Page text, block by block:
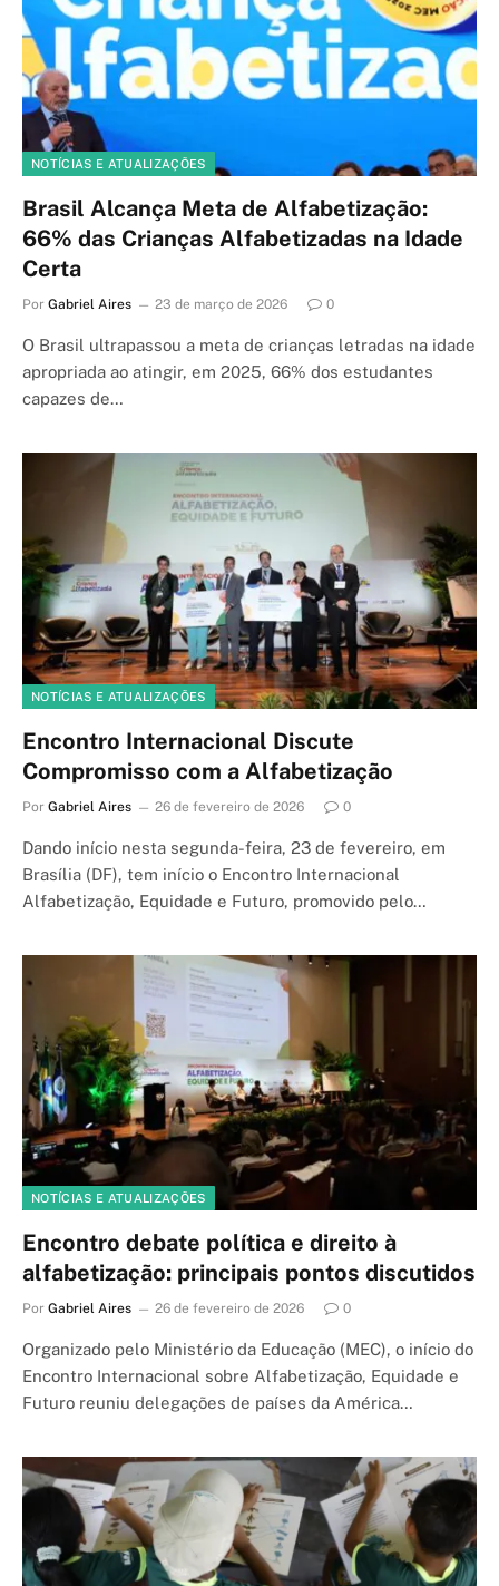
NOTÍCIAS E ATUALIZAÇÕES
Brasil Alcança Meta de Alfabetização:
66% das Crianças Alfabetizadas na Idade
Certa
Por Gabriel Aires 23 de março de 2026 0
O Brasil ultrapassou a meta de crianças letradas na idade
apropriada ao atingir, em 2025, 66% dos estudantes
capazes de…
NOTÍCIAS E ATUALIZAÇÕES
Encontro Internacional Discute
Compromisso com a Alfabetização
Por Gabriel Aires 26 de fevereiro de 2026 0
Dando início nesta segunda-feira, 23 de fevereiro, em
Brasília (DF), tem início o Encontro Internacional
Alfabetização, Equidade e Futuro, promovido pelo…
NOTÍCIAS E ATUALIZAÇÕES
Encontro debate política e direito à
alfabetização: principais pontos discutidos
Por Gabriel Aires 26 de fevereiro de 2026 0
Organizado pelo Ministério da Educação (MEC), o início do
Encontro Internacional sobre Alfabetização, Equidade e
Futuro reuniu delegações de países da América…